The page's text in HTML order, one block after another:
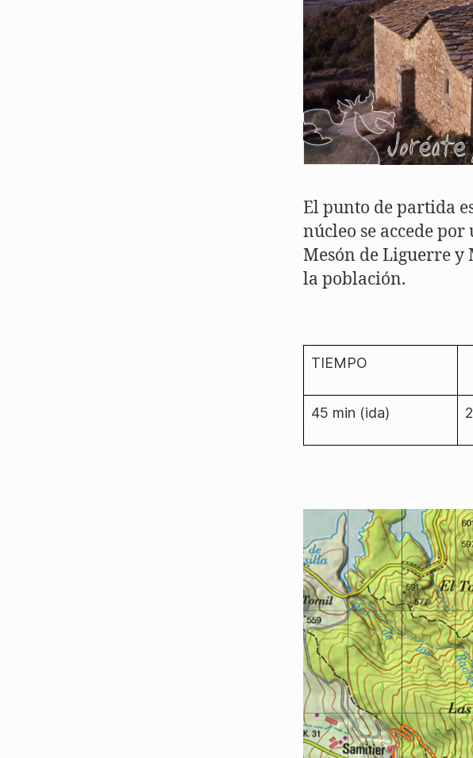
El punto de partida
núcleo se accede
Mesón de Liguerre y
la población.
TIEMPO
45 min (ida)